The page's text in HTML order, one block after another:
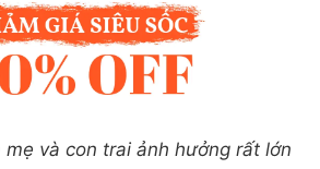
mẹ và con trai ảnh hưởng rất lớn